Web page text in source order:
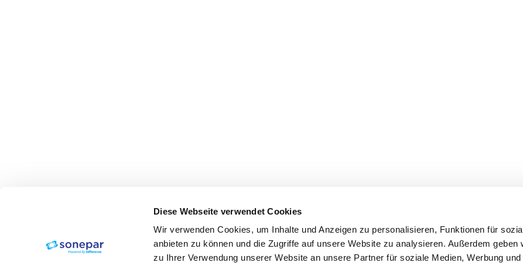
Diese Webseite verwendet Cookies
Wir verwenden Cookies, um Inhalte und Anzeigen zu personalisieren, Funktionen für
anbieten zu können und die Zugriffe auf unsere Website zu analysieren. Außerdem geben
zu Ihrer Verwendung unserer Website an unsere Partner für soziale Medien, Werbung